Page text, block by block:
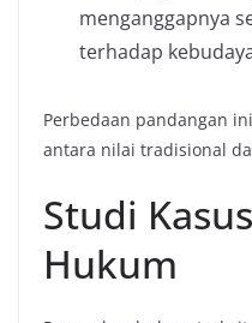
menganggapnya
terhadap
Perbedaan pandangan
antara nilai tradisional
Studi
Hukum